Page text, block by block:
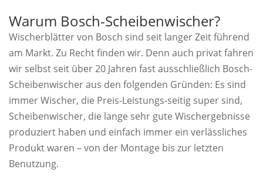
Warum Bosch-Scheibenwischer?
Wischerblätter von Bosch sind seit langer Zeit führend
am Markt. Zu Recht finden wir. Denn auch privat fahren
wir selbst seit über 20 Jahren fast ausschließlich Bosch-
Scheibenwischer aus den folgenden Gründen: Es sind
immer Wischer, die Preis-Leistungs-seitig super sind,
Scheibenwischer, die lange sehr gute Wischergebnisse
produziert haben und einfach immer ein verlässliches
Produkt waren – von der Montage bis zur letzten
Benutzung.